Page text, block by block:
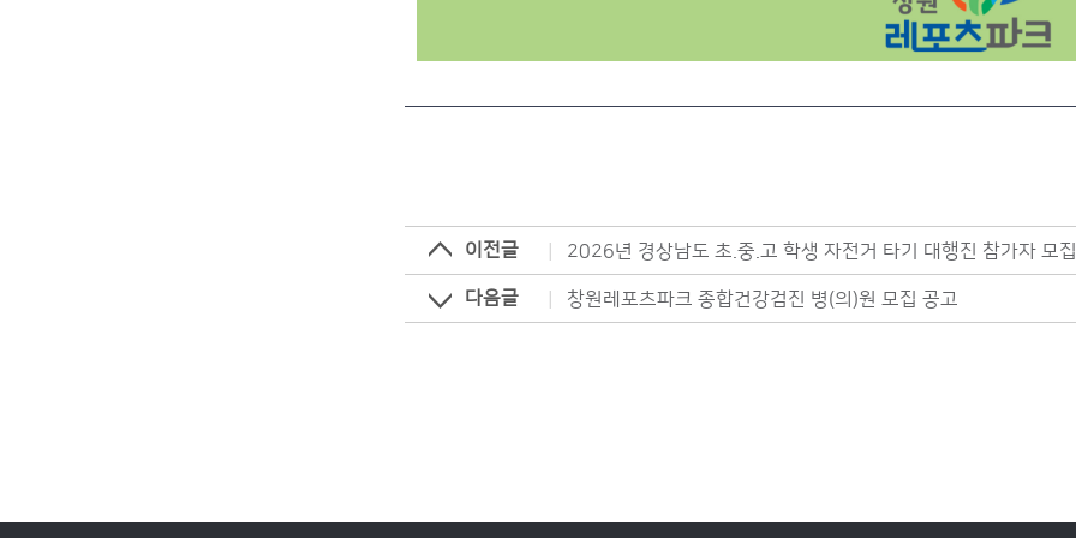
이전글 2026년 경상남도 초.중.고 학생 자전거 타기 대행진 참가자 모집
다음글 창원레포츠파크 종합건강검진 병(의)원 모집 공고